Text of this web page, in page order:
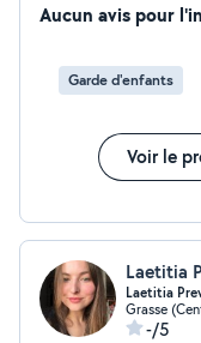
Aucun avis pour
Garde d'enfants
Voir le
Laetitia
Laetitia
Grasse
-/5